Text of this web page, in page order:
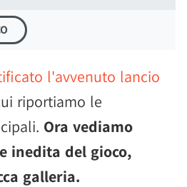
l'avvenuto lancio
riportiamo le
Ora vediamo
inedita del gioco,
galleria.